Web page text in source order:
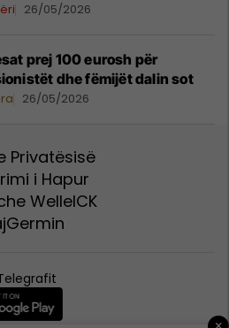
26/05/2026
prej 100 eurosh për
dhe fëmijët dalin sot
26/05/2026
Privatësisë
i Hapur
WelleICK
Germin